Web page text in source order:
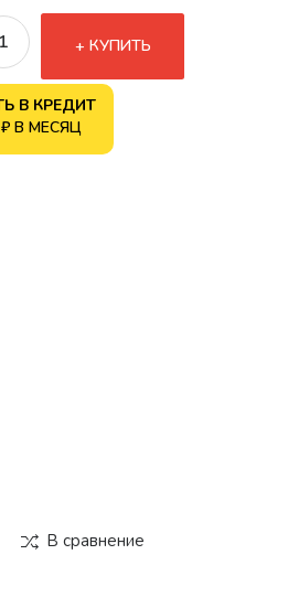
КУПИТЬ
В КРЕДИТ
₽ В МЕСЯЦ
В сравнение